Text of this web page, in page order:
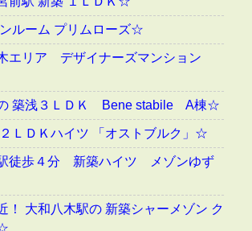
ルーム プリムローズ☆
エリア デザイナーズマンション
築浅３ＬＤＫ Bene stabile A棟☆
ＬＤＫハイツ 「オストブルク」☆
徒歩４分 新築ハイツ メゾンゆず
！ 大和八木駅の 新築シャーメゾン ク